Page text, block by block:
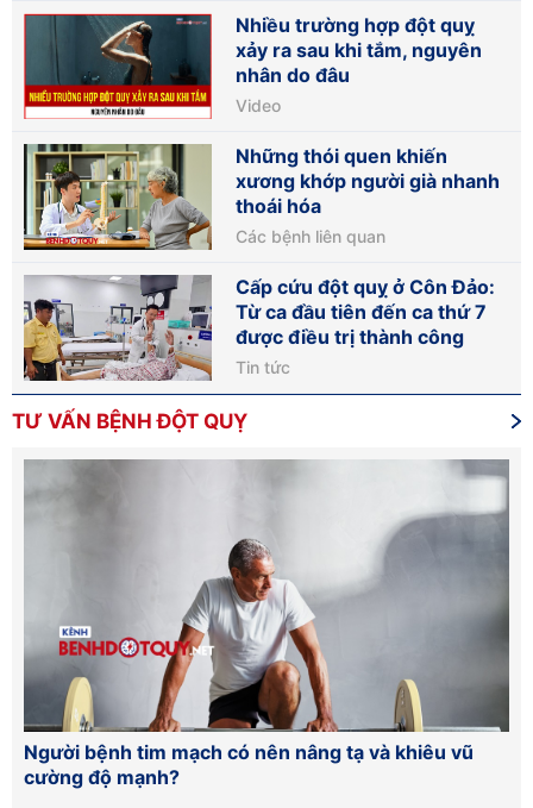
Nhiều trường hợp đột quỵ
xảy ra sau khi tắm, nguyên
nhân do đâu
Video
Những thói quen khiến
xương khớp người già nhanh
thoái hóa
Các bệnh liên quan
Cấp cứu đột quỵ ở Côn Đảo:
Từ ca đầu tiên đến ca thứ 7
được điều trị thành công
Tin tức
TƯ VẤN BỆNH ĐỘT QUỴ
Người bệnh tim mạch có nên nâng tạ và khiêu vũ
cường độ mạnh?